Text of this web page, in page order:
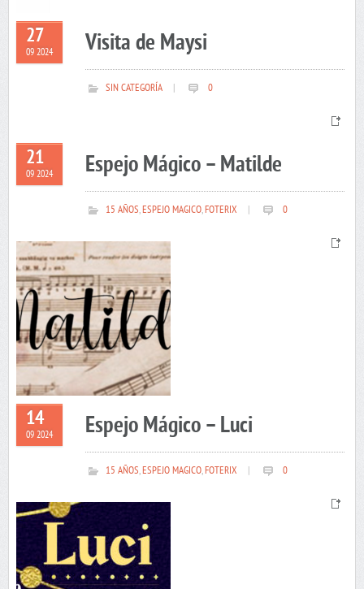
27
09 2024 Visita de Maysi
SIN CATEGORÍA 0
21
09 2024 Espejo Mágico – Matilde
15 AÑOS,ESPEJO MAGICO,FOTERIX 0
14
09 2024 Espejo Mágico – Luci
15 AÑOS,ESPEJO MAGICO,FOTERIX 0